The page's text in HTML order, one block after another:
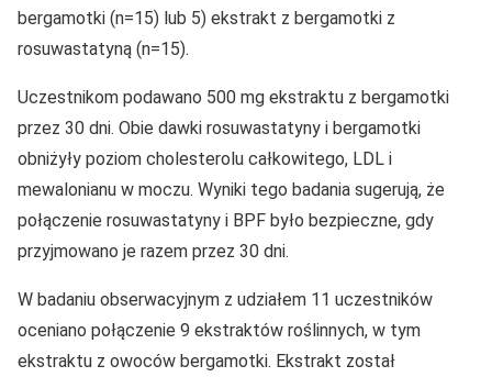
bergamotki (n=15) lub 5) ekstrakt z bergamotki z
rosuwastatyną (n=15).
Uczestnikom podawano 500 mg ekstraktu z bergamotki
przez 30 dni. Obie dawki rosuwastatyny i bergamotki
obniżyły poziom cholesterolu całkowitego, LDL i
mewalonianu w moczu. Wyniki tego badania sugerują, że
połączenie rosuwastatyny i BPF było bezpieczne, gdy
przyjmowano je razem przez 30 dni.
W badaniu obserwacyjnym z udziałem 11 uczestników
oceniano połączenie 9 ekstraktów roślinnych, w tym
ekstraktu z owoców bergamotki. Ekstrakt został